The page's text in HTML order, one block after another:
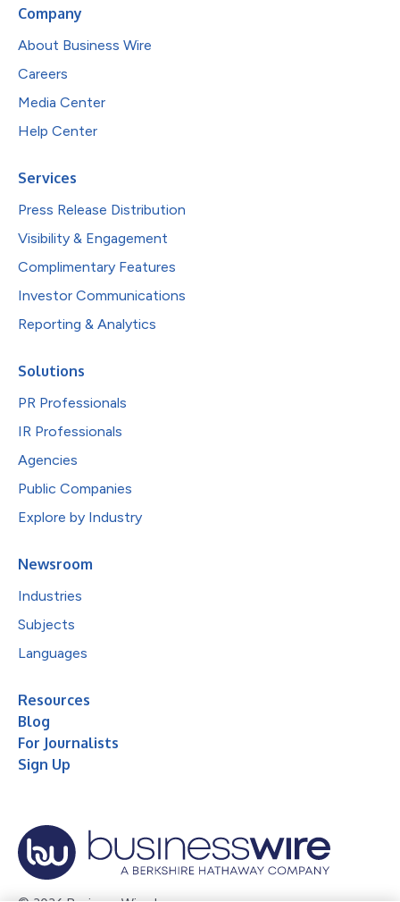
Company
About Business Wire
Careers
Media Center
Help Center
Services
Press Release Distribution
Visibility & Engagement
Complimentary Features
Investor Communications
Reporting & Analytics
Solutions
PR Professionals
IR Professionals
Agencies
Public Companies
Explore by Industry
Newsroom
Industries
Subjects
Languages
Resources
Blog
For Journalists
Sign Up